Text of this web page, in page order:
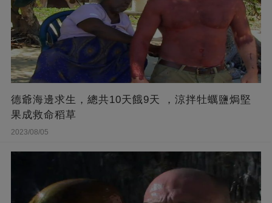
德爺海邊求生，總共10天餓9天 ，涼拌牡蠣鹽焗堅
果成救命稻草
2023/08/05